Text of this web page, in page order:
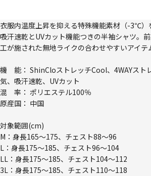
衣服内温度上昇を抑える特殊機能素材（-3℃）
吸汗速乾とUVカット機能つきの半袖シャツ。
工が施された無地ライクの合わせやすいアイテ
機 能： ShinCloストレッチCool、4WAYスト
気、吸汗速乾、UVカット
混 率： ポリエステル100％
原産国： 中国
対象範囲(cm)
M：身長165～175、チェスト88～96
L：身長175～185、チェスト96～104
LL：身長175～185、チェスト104～112
3L：身長175～185、チェスト110～118